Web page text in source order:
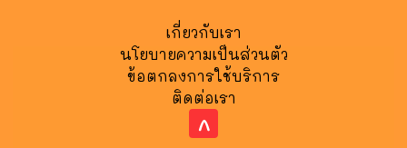
เป็นนายอำเภอคนแรก ต่อมาปี พ.ศ. 2456 ได้มีการตั้งอำเภออุดร
สุรินทร์บริเวณริมฝั่งแม่น้ำมูล บ้านกำปงสวาย แล้วเสร็จเมื่อ พ.ศ.
2465 ขุนสุรสิทธิ์ สาราการ (พิน จรัณยานนท์) ได้รับแต่งตั้งให้เป็น
นายอำเภอคนแรก เมื่อเทศาภิบาลได้ตรวจงานอำเภอและชมทิวทัศน์ใน
แม่น้ำที่แพหน้าที่ว่าการได้พลาดตกลงน้ำเสียงดังตูม ชาวบ้านจึงเรียก
ท่าแห่งนั้นว่า “ท่าตูม” และเนื่องจากท่าแห่งนั้นเป็นที่ตั้งอำเภอด้วย จึง
เรียกที่ว่าการอำเภอท่าตูมมาจนติดปาก ต่อมาสมัยสงครามเอเชีย
เกี่ยวกับเรา
นโยบายความเป็นส่วนตัว
ข้อตกลงการใช้บริการ
ติดต่อเรา
^